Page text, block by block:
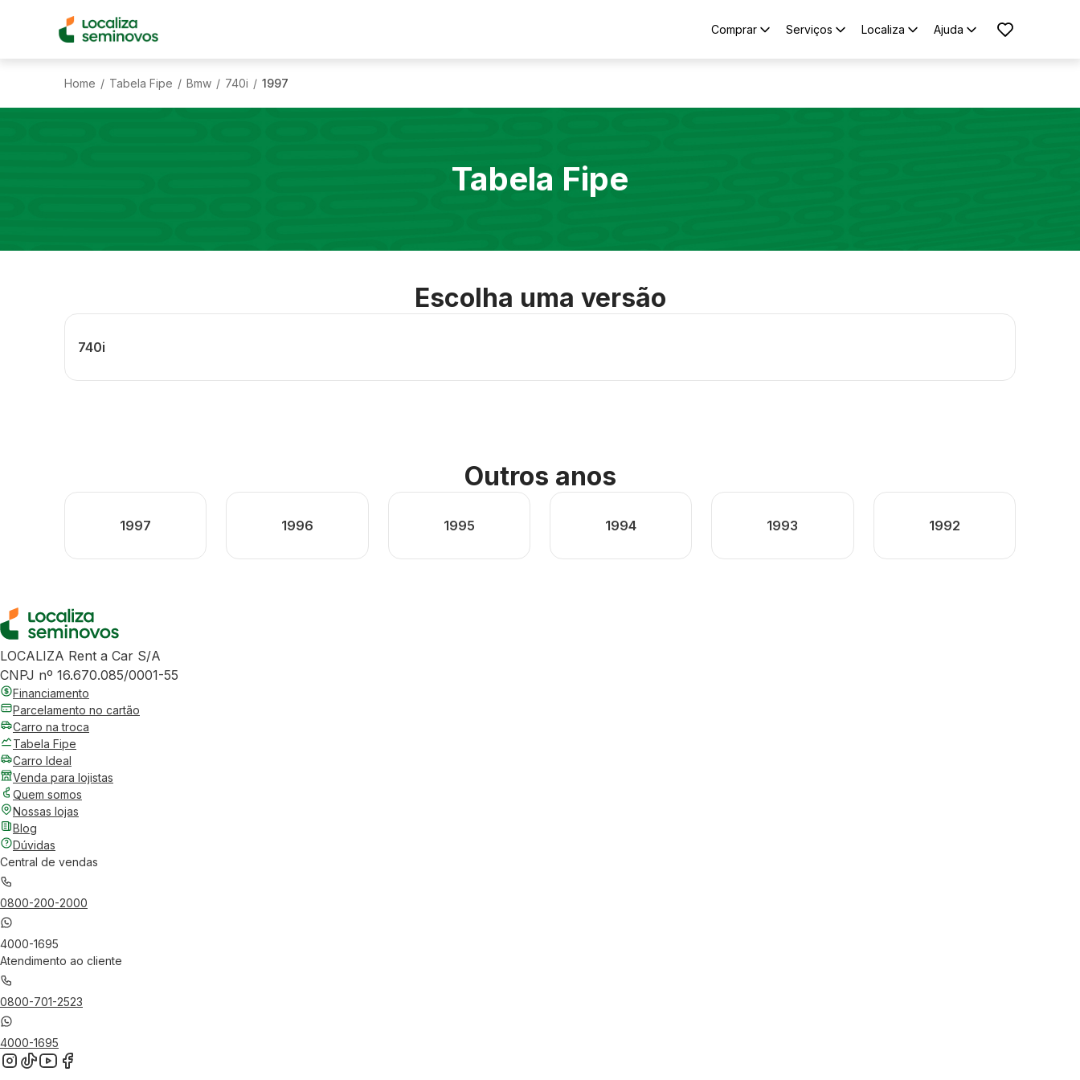
Comprar Serviços Localiza Ajuda
Home / Tabela Fipe / Bmw / 740i / 1997
Tabela Fipe
Escolha uma versão
740i
Outros anos
1997 1996 1995 1994 1993 1992
LOCALIZA Rent a Car S/A
CNPJ nº 16.670.085/0001-55
Financiamento
Parcelamento no cartão
Carro na troca
Tabela Fipe
Carro Ideal
Venda para lojistas
Quem somos
Nossas lojas
Blog
Dúvidas
Central de vendas
0800-200-2000
4000-1695
Atendimento ao cliente
0800-701-2523
4000-1695